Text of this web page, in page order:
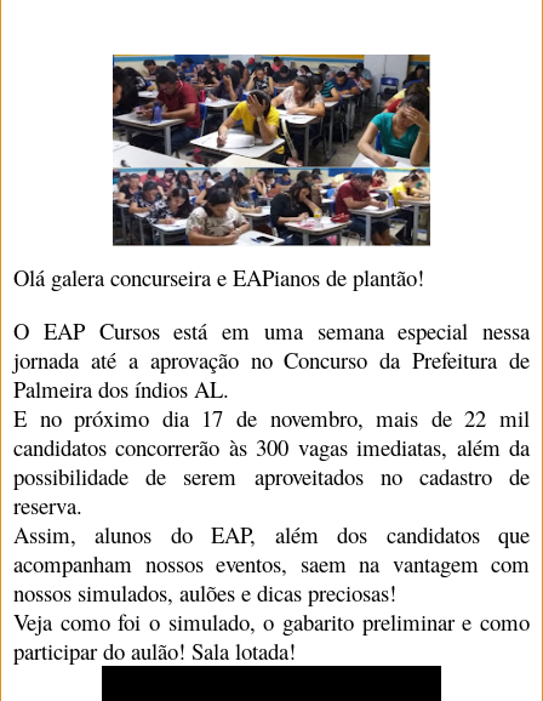
Olá galera concurseira e EAPianos de plantão!
O EAP Cursos está em uma semana especial nessa
jornada até a aprovação no Concurso da Prefeitura de
Palmeira dos índios AL.
E no próximo dia 17 de novembro, mais de 22 mil
candidatos concorrerão às 300 vagas imediatas, além da
possibilidade de serem aproveitados no cadastro de
reserva.
Assim, alunos do EAP, além dos candidatos que
acompanham nossos eventos, saem na vantagem com
nossos simulados, aulões e dicas preciosas!
Veja como foi o simulado, o gabarito preliminar e como
participar do aulão! Sala lotada!